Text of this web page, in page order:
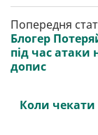
Попередня
Блогер
під час атаки
допис
Коли чекати